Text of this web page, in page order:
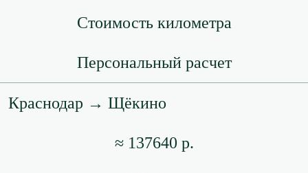
Стоимость километра
Персональный расчет
Краснодар → Щёкино
≈ 137640 р.